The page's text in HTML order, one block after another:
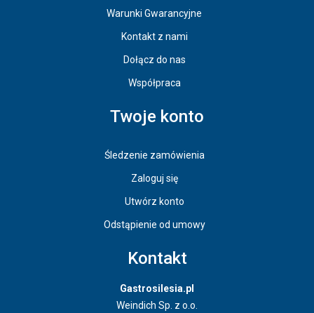
Warunki Gwarancyjne
Kontakt z nami
Dołącz do nas
Współpraca
Twoje konto
Śledzenie zamówienia
Zaloguj się
Utwórz konto
Odstąpienie od umowy
Kontakt
Gastrosilesia.pl
Weindich Sp. z o.o.